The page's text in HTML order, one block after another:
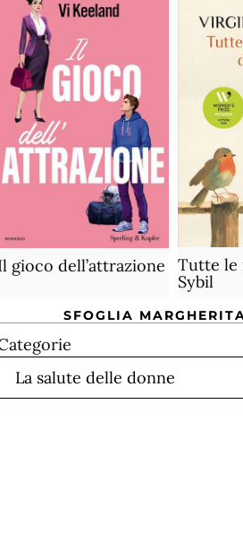
gioco dell’attrazione
Tutte le
Sybil
SFOGLIA